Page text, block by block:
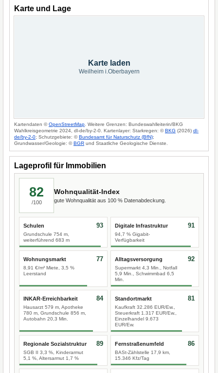
Karte und Lage
Karte laden
Weilheim i.Oberbayern
Kartendaten ©OpenStreetMap . Weitere Grenzen: Bundeswahlleiterin/BKG
Wahlkreisgeometrie 2024, dl-de/by-2-0. Kartenlayer: Starkregen: ©BKG (2026) dl-
de/by-2-0; Schutzgebiete: ©Bundesamt für Naturschutz (BfN);
Grundwasser/Geologie: ©BGR und Staatliche Geologische Dienste.
Lageprofil für Immobilien
82
/100
Wohnqualität-Index
gute Wohnqualität aus 100 % Datenabdeckung.
Schulen
Grundschule 754 m,
weiterführend 683 m
93 Digitale Infrastruktur
94,7 % Gigabit-
Verfügbarkeit
91
Wohnungsmarkt
8,91 €/m² Miete, 3,5 %
Leerstand
77 Alltagsversorgung
Supermarkt 4,3 Min., Notfall
5,9 Min., Schwimmbad 6,5
Min.
92
INKAR-Erreichbarkeit
Hausarzt 579 m, Apotheke
780 m, Grundschule 856 m,
Autobahn 20,3 Min.
84 Standortmarkt
Kaufkraft 32.286 EUR/Ew.,
Steuerkraft 1.317 EUR/Ew.,
Einzelhandel 9.673
EUR/Ew.
81
Regionale Sozialstruktur
SGB II 3,3 %, Kinderarmut
5,1 %, Altersarmut 1,7 %
89 Fernstraßenumfeld
BASt-Zählstelle 17,9 km,
15.346 Kfz/Tag
86